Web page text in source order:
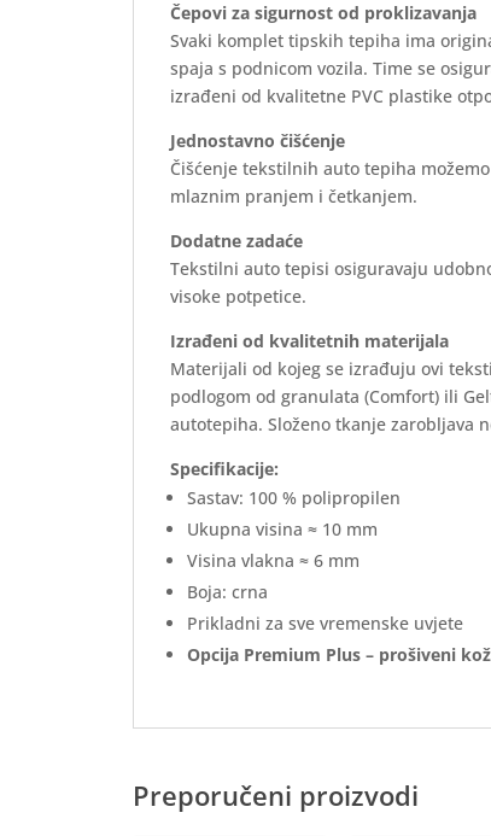
Čepovi za sigurnost od proklizavanja
Svaki komplet tipskih tepiha ima
spaja s podnicom vozila. Time se
izrađeni od kvalitetne PVC plastike
Jednostavno čišćenje
Čišćenje tekstilnih auto tepiha
mlaznim pranjem i četkanjem.
Dodatne zadaće
Tekstilni auto tepisi osiguravaju
visoke potpetice.
Izrađeni od kvalitetnih materijala
Materijali od kojeg se izrađuju ovi
podlogom od granulata (Comfort) ili
autotepiha. Složeno tkanje zarobljava
Specifikacije:
Sastav: 100 % polipropilen
Ukupna visina ≈ 10 mm
Visina vlakna ≈ 6 mm
Boja: crna
Prikladni za sve vremenske uvjete
Opcija Premium Plus – prošiveni
Preporučeni proizvodi